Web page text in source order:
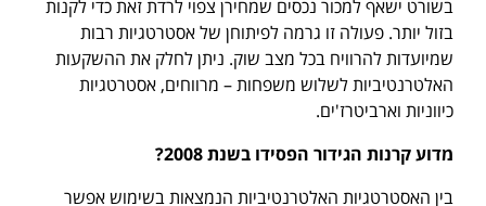
בשורט ישאף למכור נכסים שמחירן צפוי לרדת זאת כדי לקנות
בזול יותר. פעולה זו גרמה לפיתוחן של אסטרטגיות רבות
שמיועדות להרוויח בכל מצב שוק. ניתן לחלק את ההשקעות
האלטרנטיביות לשלוש משפחות – מרווחים, אסטרטגיות
כיווניות וארביטרז'ים.
מדוע קרנות הגידור הפסידו בשנת 2008?
בין האסטרטגיות האלטרנטיביות הנמצאות בשימוש אפשר